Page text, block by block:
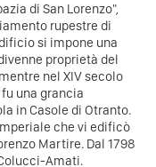
di San Lorenzo",
rupestre di
si impone una
proprietà del
nel XIV secolo
una grancia
in Casole di Otranto.
che vi edificò
Martire. Dal 1798
Amati.